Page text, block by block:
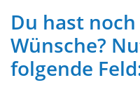
Du hast
Wünsche?
folgende